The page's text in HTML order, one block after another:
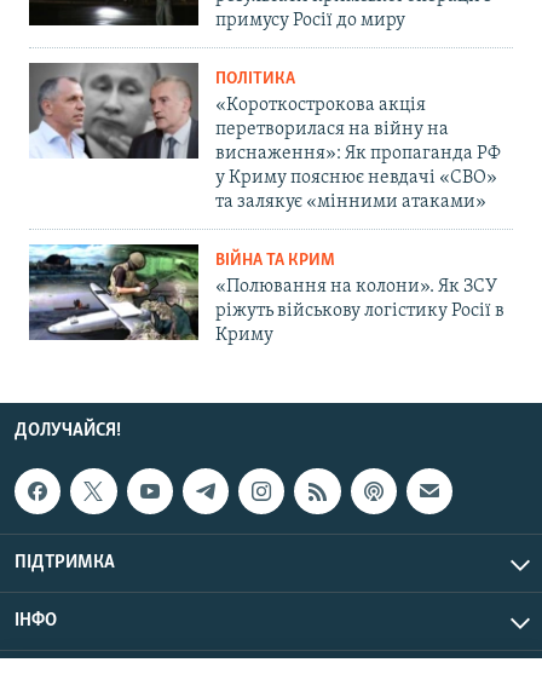
примусу Росії до миру
ПОЛІТИКА
«Короткострокова акція
перетворилася на війну на
виснаження»: Як пропаганда РФ
у Криму пояснює невдачі «СВО»
та залякує «мінними атаками»
ВІЙНА ТА КРИМ
«Полювання на колони». Як ЗСУ
ріжуть військову логістику Росії в
Криму
ДОЛУЧАЙСЯ!
ПІДТРИМКА
ІНФО